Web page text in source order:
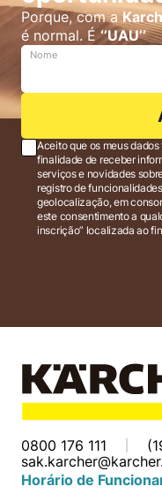
Porque, com a
é normal. É‘’UAU’’
Nome
Aceito que os meus
finalidade de receber
serviços e novidades sobre a Karcher Brasil via e-mail marketing e
registro de
geolocalização, em
este consentimento a
inscrição” localizada ao
0800 176 111
Horário de